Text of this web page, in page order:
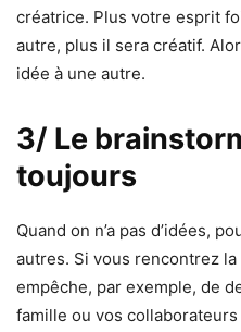
créatrice. Plus votre esprit
autre, plus il sera créatif.
idée à une autre.
3/ Le
toujours
Quand on n’a pas d’idées,
autres. Si vous rencontrez
empêche, par exemple, de
famille ou vos